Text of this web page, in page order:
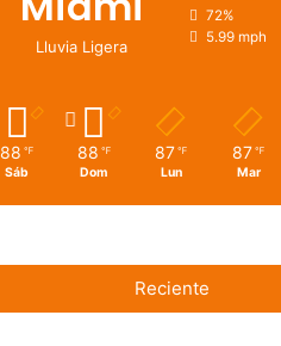
Lluvia Ligera
72%
5.99 mph
88 ℉
Sáb
88 ℉
Dom
87 ℉
Lun
87 ℉
Mar
Reciente